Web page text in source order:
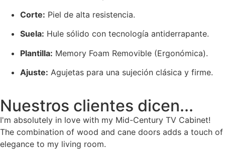
Corte: Piel de alta resistencia.
Suela: Hule sólido con tecnología antiderrapante.
Plantilla: Memory Foam Removible (Ergonómica).
Ajuste: Agujetas para una sujeción clásica y firme.
Nuestros clientes dicen...
I'm absolutely in love with my Mid-Century TV Cabinet!
The combination of wood and cane doors adds a touch of
elegance to my living room.